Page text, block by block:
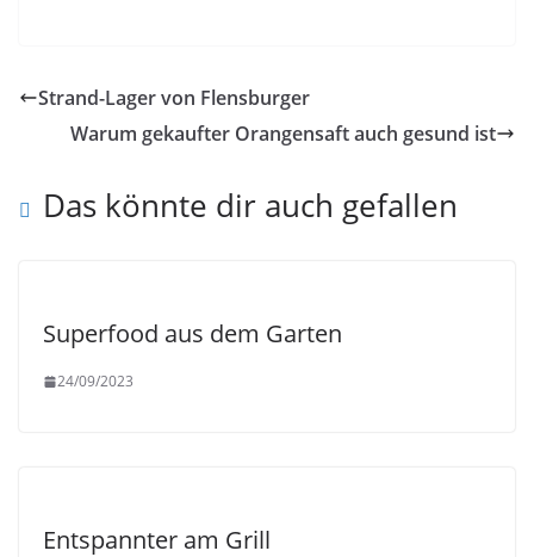
Strand-Lager von Flensburger
Warum gekaufter Orangensaft auch gesund ist
Das könnte dir auch gefallen
Superfood aus dem Garten
24/09/2023
Entspannter am Grill